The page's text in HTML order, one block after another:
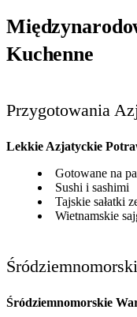
Kuchenne
Przygotowania
Lekkie Azjatyckie
Gotowane na
Sushi i sashimi
Tajskie sałatki
Wietnamskie
Śródziemnomorskie